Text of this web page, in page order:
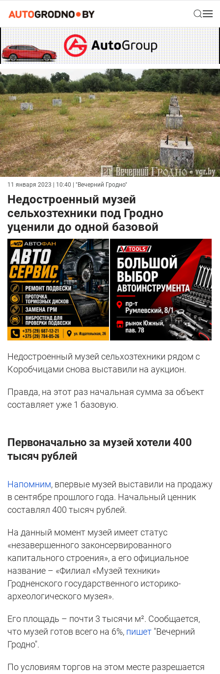
11 января 2023 | 10:40 | "Вечерний Гродно"
Недостроенный музей
сельхозтехники под Гродно
уценили до одной базовой
Недостроенный музей сельхозтехники рядом с
Коробчицами снова выставили на аукцион.
Правда, на этот раз начальная сумма за объект
составляет уже 1 базовую.
Первоначально за музей хотели 400
тысяч рублей
Напомним, впервые музей выставили на продажу
в сентябре прошлого года. Начальный ценник
составлял 400 тысяч рублей.
На данный момент музей имеет статус
«незавершенного законсервированного
капитального строения», а его официальное
название – «Филиал «Музей техники»
Гродненского государственного историко-
археологического музея».
Его площадь – почти 3 тысячи м². Сообщается,
что музей готов всего на 6%, пишет "Вечерний
Гродно".
По условиям торгов на этом месте разрешается